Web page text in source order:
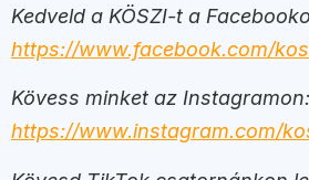
Kedveld a KÖSZI-t a
https://www.facebook.com/
Kövess minket az Instagramon:
https://www.instagram.com/